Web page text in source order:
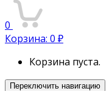
0
Корзина: 0 ₽
Корзина пуста.
Переключить навигацию